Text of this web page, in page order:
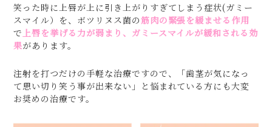
笑った時に上唇が上に引き上がりすぎてしまう症状(ガミー
スマイル）を、ボツリヌス菌の筋肉の緊張を緩ませる作用
で 上唇を挙げる力が弱まり、ガミースマイルが緩和される効
果があります。
注射を打つだけの手軽な治療ですので、「歯茎が気になっ
て思い切り笑う事が出来ない」と悩まれている方にも大変
お奨めの治療です。